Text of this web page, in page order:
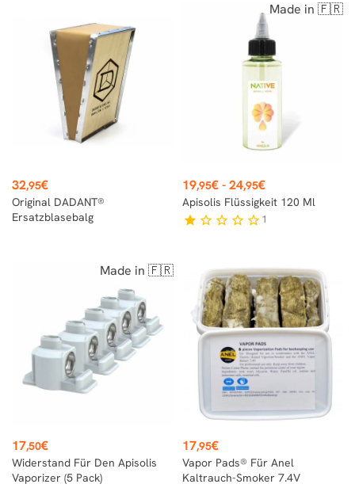
Preis
32,95€
Original DADANT®
Ersatzblasebalg
Made in 🇫🇷
Preis
19,95€ - 24,95€
Apisolis Flüssigkeit 120 Ml
star star_border star_border star_border star_border 1
Made in 🇫🇷
Preis
17,50€
Widerstand Für Den Apisolis
Vaporizer (5 Pack)
Preis
17,95€
Vapor Pads® Für Anel
Kaltrauch-Smoker 7.4V